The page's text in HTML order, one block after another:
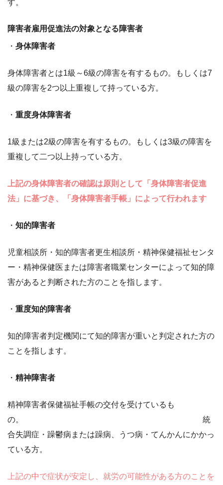
す。
障害者雇用促進法の対象となる障害者
・ 身体障害者
身体障害者とは1級～6級の障害を有するもの。もしくは7
級の障害を2つ以上重複して持っている方。
・ 重度身体障害者
1級または2級の障害を有するもの。もしくは3級の障害を
重複して二つ以上持っている方。
上記の身体障害者の確認は原則として「身体障害者促進
法」に基づき、「身体障害者手帳」によって行われます
・ 知的障害者
児童相談所・知的障害者更生相談所・精神保健福祉センタ
ー・精神保健医または障害者職業センターによって知的障
害があると判断された方のことを指します。
・ 重度知的障害者
知的障害者判定機関にて知的障害が重いと判定された方の
ことを指します。
・ 精神障害者
精神障害者保健福祉手帳の交付を受けているも
の。 統
合失調症・躁鬱病または躁病、うつ病・てんかんにかかっ
ている方。
上記の中で症状が安定し、就労の可能性がある方のことを